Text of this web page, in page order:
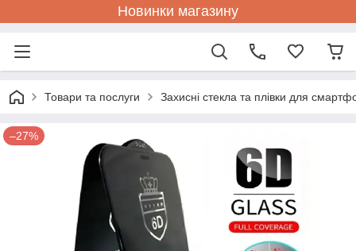
Новинки магазину
Товари та послуги Захисні стекла та плівки для
–27%